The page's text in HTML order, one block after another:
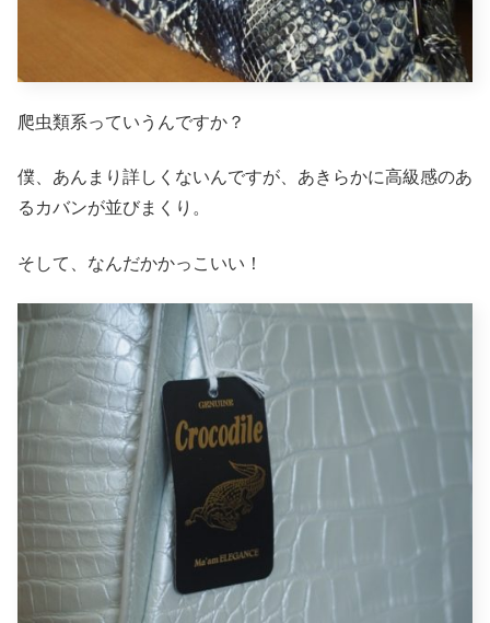
爬虫類系っていうんですか？
僕、あんまり詳しくないんですが、あきらかに高級感のあ
るカバンが並びまくり。
そして、なんだかかっこいい！